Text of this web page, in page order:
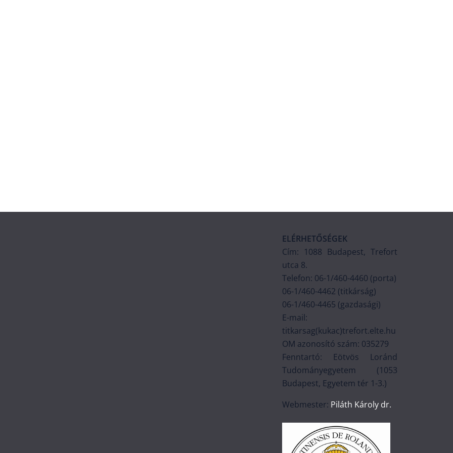
ELÉRHETŐSÉGEK
Cím: 1088 Budapest, Trefort
utca 8.
Telefon: 06-1/460-4460 (porta)
06-1/460-4462 (titkárság)
06-1/460-4465 (gazdasági)
E-mail:
titkarsag(kukac)trefort.elte.hu
OM azonosító szám: 035279
Fenntartó: Eötvös Loránd
Tudományegyetem (1053
Budapest, Egyetem tér 1-3.)
Webmester: Piláth Károly dr.